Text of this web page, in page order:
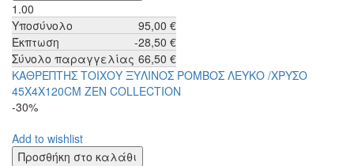
1.00
Υποσύνολο
95,00 €
Έκπτωση
-28,50 €
Σύνολο παραγγελίας 66,50 €
ΚΑΘΡΕΠΤΗΣ ΤΟΙΧΟΥ ΞΥΛΙΝΟΣ ΡΟΜΒΟΣ ΛΕΥΚΟ /ΧΡΥΣΟ
45Χ4Χ120CM ZEN COLLECTION
-30%
Add to wishlist